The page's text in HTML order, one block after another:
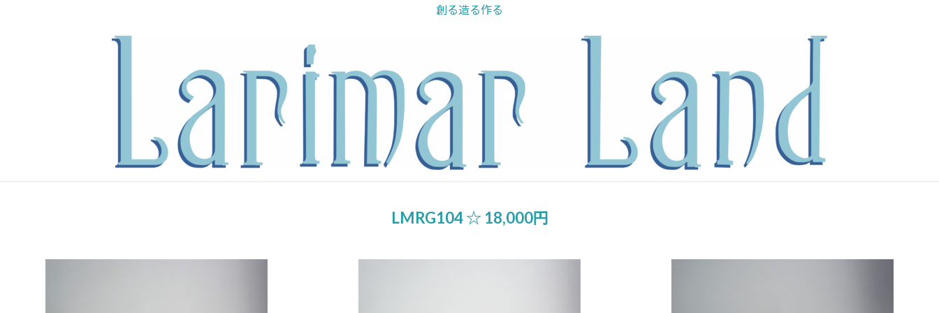
創る造る作る
LMRG104 ☆ 18,000円